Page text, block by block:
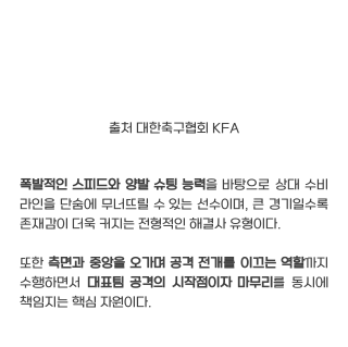
출처 대한축구협회 KFA
폭발적인 스피드와 양발 슈팅 능력을 바탕으로 상대 수비
라인을 단숨에 무너뜨릴 수 있는 선수이며, 큰 경기일수록
존재감이 더욱 커지는 전형적인 해결사 유형이다.
또한 측면과 중앙을 오가며 공격 전개를 이끄는 역할까지
수행하면서 대표팀 공격의 시작점이자 마무리를 동시에
책임지는 핵심 자원이다.